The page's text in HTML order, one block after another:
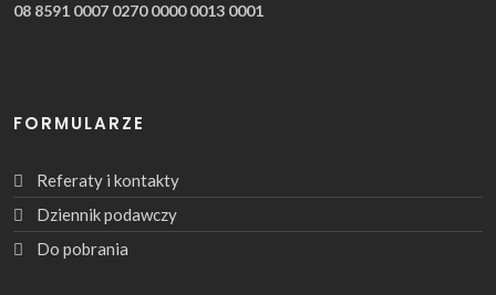
08 8591 0007 0270 0000 0013 0001
FORMULARZE
Referaty i kontakty
Dziennik podawczy
Do pobrania